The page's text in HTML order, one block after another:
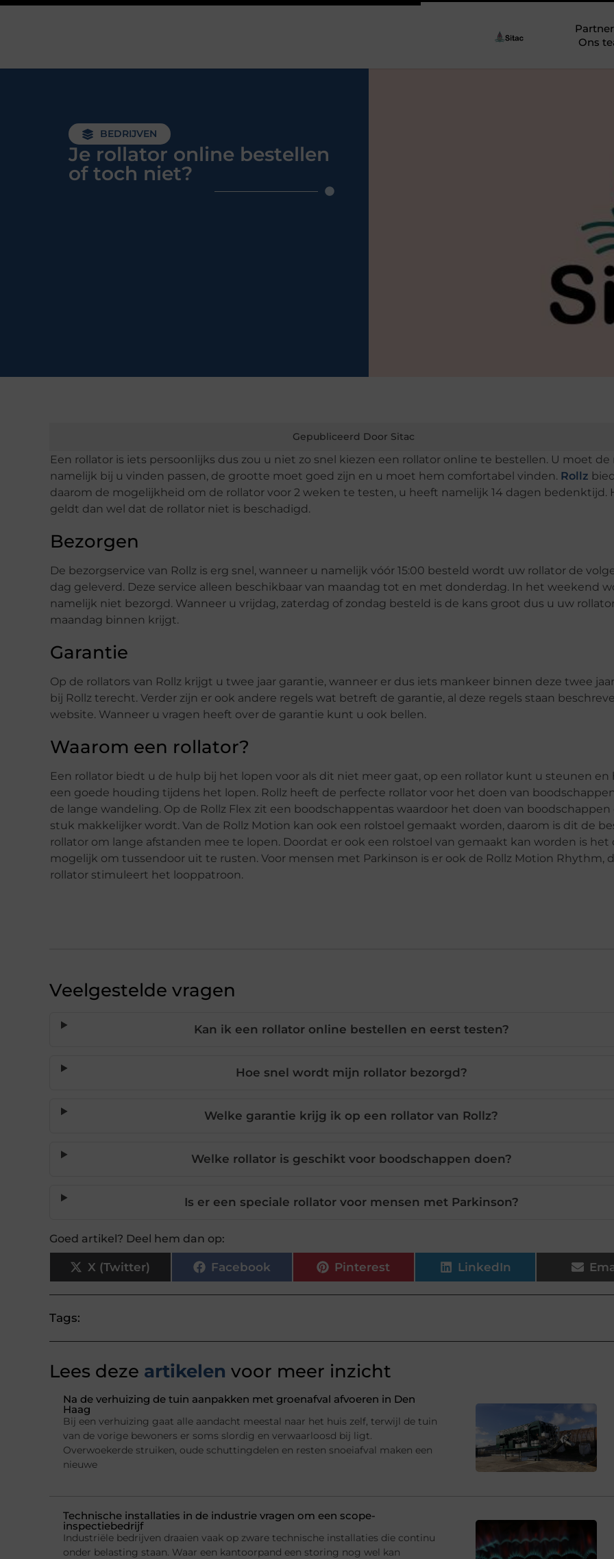
Ons
BEDRIJVEN
Je rollator online bestellen
of toch niet?
Gepubliceerd Door Sitac
Een rollator is iets persoonlijks dus zou u niet zo snel kiezen een rollator online te bestellen. U moet de
namelijk bij u vinden passen, de grootte moet goed zijn en u moet hem comfortabel vinden. Rollz
daarom de mogelijkheid om de rollator voor 2 weken te testen, u heeft namelijk 14 dagen bedenktijd.
geldt dan wel dat de rollator niet is beschadigd.
Bezorgen
De bezorgservice van Rollz is erg snel, wanneer u namelijk vóór 15:00 besteld wordt uw rollator de
dag geleverd. Deze service alleen beschikbaar van maandag tot en met donderdag. In het weekend
namelijk niet bezorgd. Wanneer u vrijdag, zaterdag of zondag besteld is de kans groot dus u uw
maandag binnen krijgt.
Garantie
Op de rollators van Rollz krijgt u twee jaar garantie, wanneer er dus iets mankeer binnen deze twee
bij Rollz terecht. Verder zijn er ook andere regels wat betreft de garantie, al deze regels staan
website. Wanneer u vragen heeft over de garantie kunt u ook bellen.
Waarom een rollator?
Een rollator biedt u de hulp bij het lopen voor als dit niet meer gaat, op een rollator kunt u steunen
een goede houding tijdens het lopen. Rollz heeft de perfecte rollator voor het doen van
de lange wandeling. Op de Rollz Flex zit een boodschappentas waardoor het doen van boodschappen
stuk makkelijker wordt. Van de Rollz Motion kan ook een rolstoel gemaakt worden, daarom is dit de
rollator om lange afstanden mee te lopen. Doordat er ook een rolstoel van gemaakt kan worden is het
mogelijk om tussendoor uit te rusten. Voor mensen met Parkinson is er ook de Rollz Motion Rhythm,
rollator stimuleert het looppatroon.
Veelgestelde vragen
Kan ik een rollator online bestellen en eerst testen?
Hoe snel wordt mijn rollator bezorgd?
Welke garantie krijg ik op een rollator van Rollz?
Welke rollator is geschikt voor boodschappen doen?
Is er een speciale rollator voor mensen met Parkinson?
Goed artikel? Deel hem dan op:
X (Twitter) Facebook Pinterest LinkedIn
Tags:
Lees deze artikelen voor meer inzicht
Na de verhuizing de tuin aanpakken met groenafval afvoeren in Den
Haag
Bij een verhuizing gaat alle aandacht meestal naar het huis zelf, terwijl de tuin
van de vorige bewoners er soms slordig en verwaarloosd bij ligt.
Overwoekerde struiken, oude schuttingdelen en resten snoeiafval maken een
nieuwe
Technische installaties in de industrie vragen om een scope-
inspectiebedrijf
Industriële bedrijven draaien vaak op zware technische installaties die continu
onder belasting staan. Waar een kantoorpand een storing nog wel kan